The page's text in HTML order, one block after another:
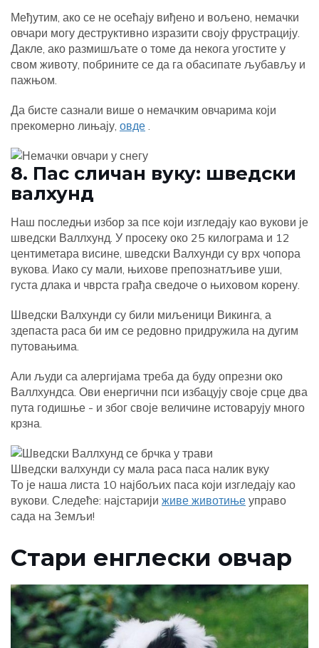
Међутим, ако се не осећају виђено и вољено, немачки
овчари могу деструктивно изразити своју фрустрацију.
Дакле, ако размишљате о томе да некога угостите у
свом животу, побрините се да га обасипате љубављу и
пажњом.
Да бисте сазнали више о немачким овчарима који
прекомерно лињају, овде
8. Пас сличан вуку: шведски
валхунд
Наш последњи избор за псе који изгледају као вукови је
шведски Валлхунд. У просеку око 25 килограма и 12
центиметара висине, шведски Валхунди су врх чопора
вукова. Иако су мали, њихове препознатљиве уши,
густа длака и чврста грађа сведоче о њиховом корену.
Шведски Валхунди су били миљеници Викинга, а
здепаста раса би им се редовно придружила на дугим
путовањима.
Али људи са алергијама треба да буду опрезни око
Валлхундса. Ови енергични пси избацују своје срце два
пута годишње - и због своје величине истоварују много
крзна.
Шведски валхунди су мала раса паса налик вуку
То је наша листа 10 најбољих паса који изгледају као
вукови. Следеће: најстарији живе животиње управо
сада на Земљи!
Стари енглески овчар